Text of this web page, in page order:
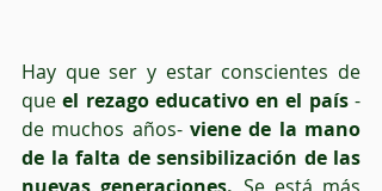
Hay que ser y estar conscientes de
que el rezago educativo en el país -
de muchos años- viene de la mano
de la falta de sensibilización de las